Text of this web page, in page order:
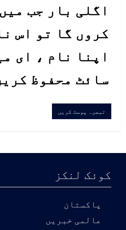
اگلی بار جب
کروں گا تو اس
اپنا نام ، ای
سائٹ محفوظ
کوئک لنکز
پاکستان
عالمی خبریں